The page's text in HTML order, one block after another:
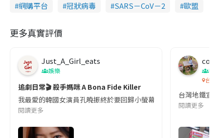
網購平台
冠狀病毒 SARS－CoV－2 歐盟
更多真實評價
Just_A_Girl_eats
娛樂
追劇日常🎬 殺手媽咪 A Bona Fide Killer
我最愛的韓國女演員孔曉振終於要回歸小螢幕啦!這次的劇本改編
閱讀更多
co
吹
台灣
台灣地鐵宣
閱讀更多